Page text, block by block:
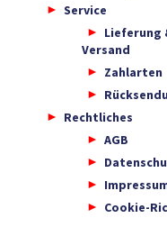
Service
Lieferung
Versand
Zahlarten
Rechtliches
AGB
Cookie-